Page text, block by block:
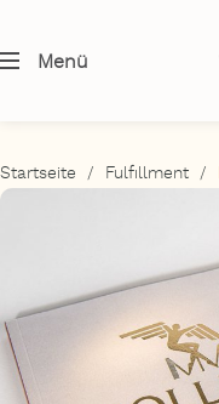
Menü
Startseite / Fulfillment /